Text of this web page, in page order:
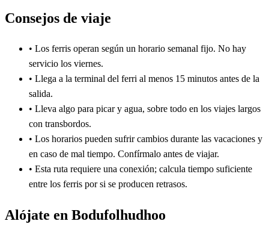
Consejos de viaje
• Los ferris operan según un horario semanal fijo. No hay
servicio los viernes.
• Llega a la terminal del ferri al menos 15 minutos antes de la
salida.
• Lleva algo para picar y agua, sobre todo en los viajes largos
con transbordos.
• Los horarios pueden sufrir cambios durante las vacaciones y
en caso de mal tiempo. Confírmalo antes de viajar.
• Esta ruta requiere una conexión; calcula tiempo suficiente
entre los ferris por si se producen retrasos.
Alójate en Bodufolhudhoo